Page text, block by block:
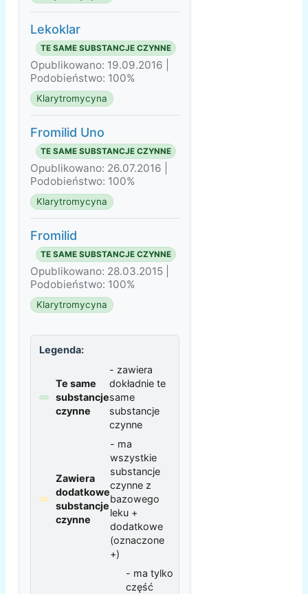
Lekoklar
TE SAME SUBSTANCJE CZYNNE
Opublikowano: 19.09.2016 |
Podobieństwo: 100%
Klarytromycyna
Fromilid Uno
TE SAME SUBSTANCJE CZYNNE
Opublikowano: 26.07.2016 |
Podobieństwo: 100%
Klarytromycyna
Fromilid
TE SAME SUBSTANCJE CZYNNE
Opublikowano: 28.03.2015 |
Podobieństwo: 100%
Klarytromycyna
Legenda:
Te same
substancje
czynne
- zawiera
dokładnie te
same
substancje
czynne
Zawiera
dodatkowe
substancje
czynne
- ma
wszystkie
substancje
czynne z
bazowego
leku +
dodatkowe
(oznaczone
+)
- ma tylko
część